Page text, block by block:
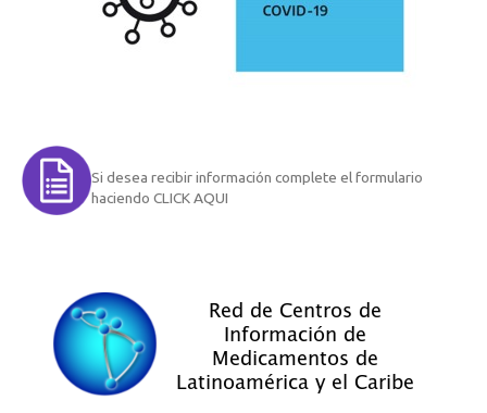
Si desea recibir información complete el formulario
haciendo CLICK AQUI